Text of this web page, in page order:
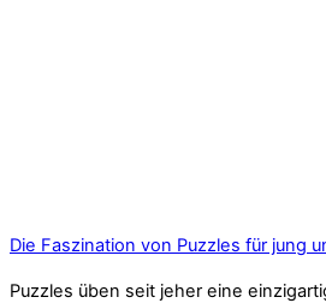
Die Faszination von Puzzles für jung
Puzzles üben seit jeher eine